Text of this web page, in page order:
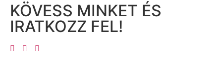
KÖVESS MINKET ÉS
IRATKOZZ FEL!